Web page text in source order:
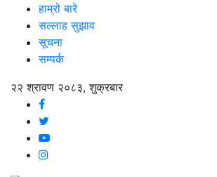
हाम्रो बारे
सल्लाह सुझाव
सूचना
सम्पर्क
२२ श्रावण २०८३, शुक्रबार